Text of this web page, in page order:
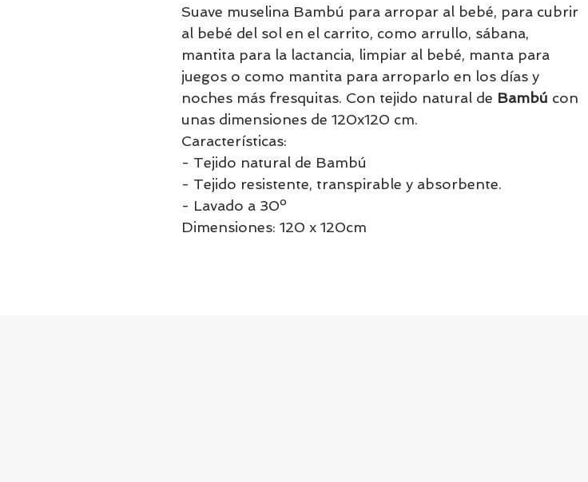
Suave muselina Bambú para arropar al bebé, para cubrir
al bebé del sol en el carrito, como arrullo, sábana,
mantita para la lactancia, limpiar al bebé, manta para
juegos o como mantita para arroparlo en los días y
noches más fresquitas. Con tejido natural de Bambú con
unas dimensiones de 120x120 cm.
Características:
- Tejido natural de Bambú
- Tejido resistente, transpirable y absorbente.
- Lavado a 30º
Dimensiones: 120 x 120cm